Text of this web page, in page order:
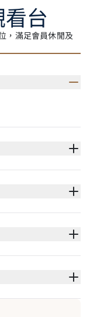
台
，滿足會員休閒及